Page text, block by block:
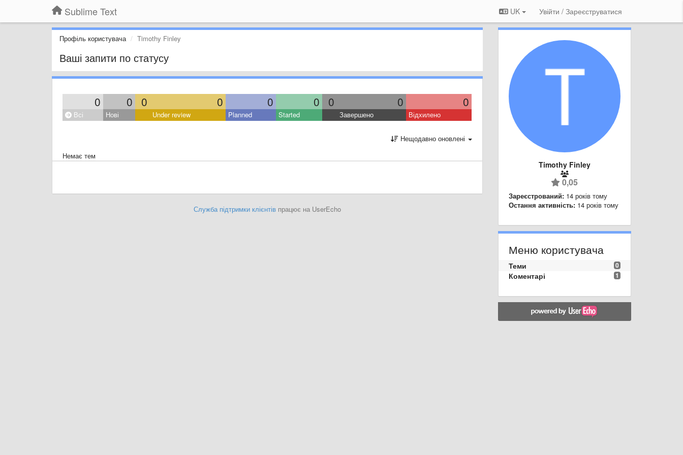
Sublime Text UK Увійти / Зареєструватися
Профіль користувача Timothy Finley
Ваші запити по статусу
0 0 0 0 0 0 0 0 0
Всі Нові Under review Planned Started Завершено Відхилено
Нещодавно оновлені
Немає тем
Служба підтримки клієнтівпрацює на UserEcho
Timothy Finley
0,05
Зареєстрований: 14 років тому
Остання активність: 14 років тому
Меню користувача
0
Теми
1
Коментарі